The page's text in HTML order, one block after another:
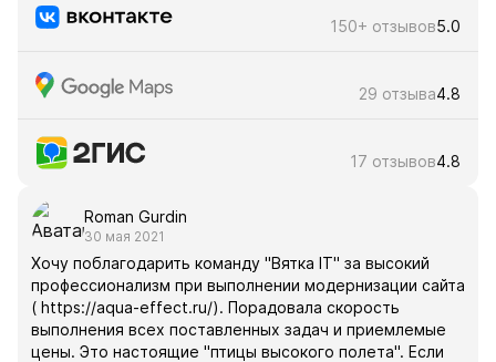
150+ отзывов5.0
29 отзыва4.8
17 отзывов4.8
Roman Gurdin
30 мая 2021
Хочу поблагодарить команду "Вятка IT" за высокий
профессионализм при выполнении модернизации сайта
( https://aqua-effect.ru/). Порадовала скорость
выполнения всех поставленных задач и приемлемые
цены. Это настоящие "птицы высокого полета". Если